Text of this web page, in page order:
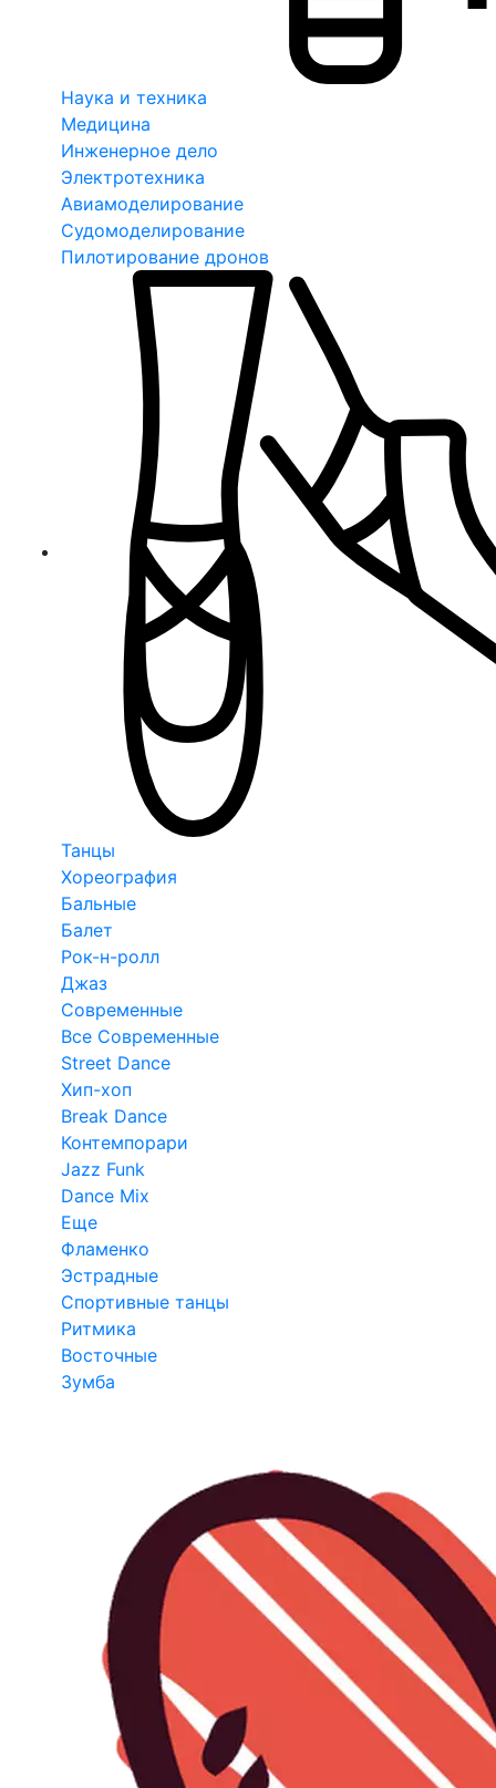
Наука и техника
Медицина
Инженерное дело
Электротехника
Авиамоделирование
Судомоделирование
Пилотирование дронов
Танцы
Хореография
Бальные
Балет
Рок-н-ролл
Джаз
Современные
Все Современные
Street Dance
Хип-хоп
Break Dance
Контемпорари
Jazz Funk
Dance Mix
Еще
Фламенко
Эстрадные
Спортивные танцы
Ритмика
Восточные
Зумба